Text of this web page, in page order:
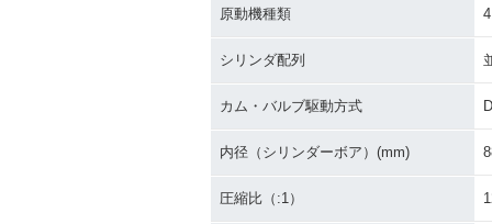
原動機種類
シリンダ配列
カム・バルブ駆動方式
内径（シリンダーボア）(mm)
圧縮比（:1）